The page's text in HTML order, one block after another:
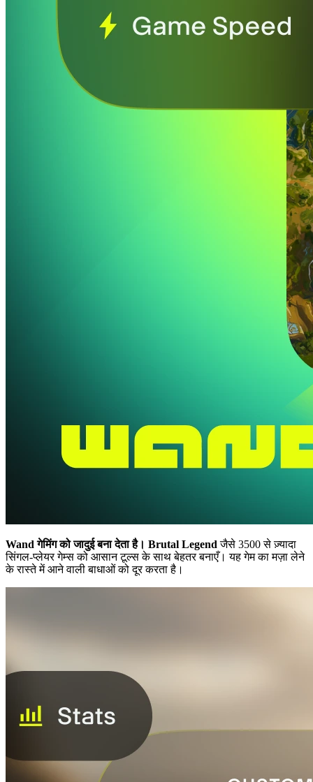
Wand गेमिंग को जादुई बना देता है। Brutal Legend जैसे 3500 से ज़्यादा
सिंगल-प्लेयर गेम्स को आसान टूल्स के साथ बेहतर बनाएँ। यह गेम का मज़ा लेने
के रास्ते में आने वाली बाधाओं को दूर करता है।